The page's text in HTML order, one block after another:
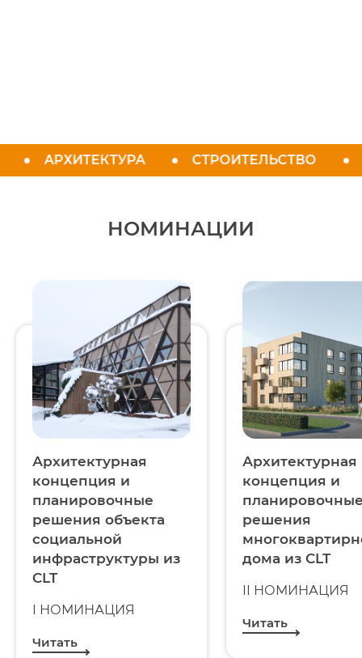
АРХИТЕКТУРА СТРОИТЕЛЬСТВО
НОМИНАЦИИ
Архитектурная
концепция и
планировочные
решения объекта
социальной
инфраструктуры из
CLT
I НОМИНАЦИЯ
Читать
Архитектурная
концепция и
решения
дома из CLT
II НОМИНАЦИЯ
Читать